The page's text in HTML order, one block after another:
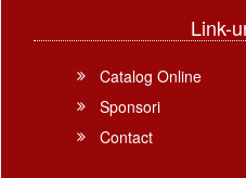
Link-
Catalog Online
Sponsori
Contact